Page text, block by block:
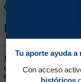
Goles rivales:
Biografía de
Delantero. Surgido de
de la delantera. En
Gimnasia y Esgrima de
Tu aporte ayuda
Con acceso
históricos